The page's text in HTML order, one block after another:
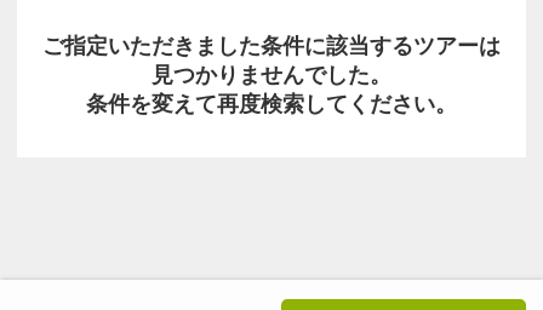
ご指定いただきました条件に該当するツアーは
見つかりませんでした。
条件を変えて再度検索してください。